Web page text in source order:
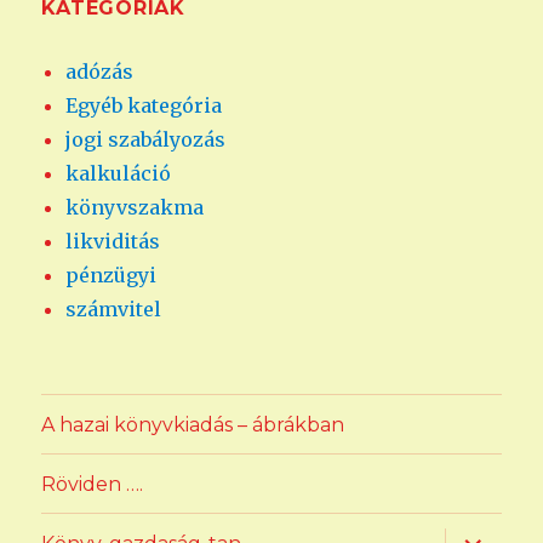
KATEGÓRIÁK
adózás
Egyéb kategória
jogi szabályozás
kalkuláció
könyvszakma
likviditás
pénzügyi
számvitel
A hazai könyvkiadás – ábrákban
Röviden ….
almenü